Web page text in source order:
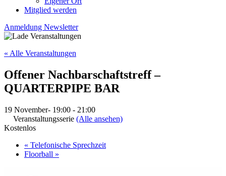
Mitglied werden
Anmeldung Newsletter
« Alle Veranstaltungen
Offener Nachbarschaftstreff –
QUARTERPIPE BAR
19 November- 19:00 - 21:00
Veranstaltungsserie (Alle ansehen)
Kostenlos
« Telefonische Sprechzeit
Floorball »